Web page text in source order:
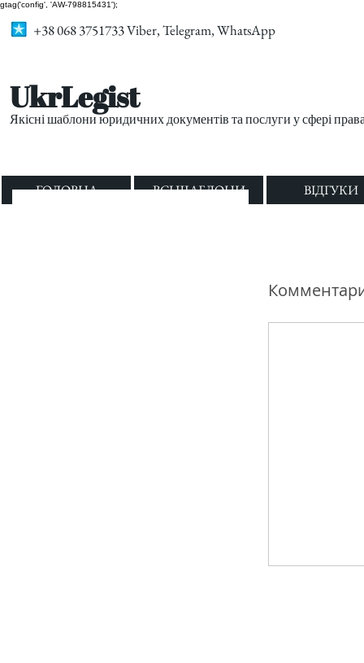
gtag('config', 'AW-798815431');
+38 068 3751733 Viber, Telegram, WhatsApp
UkrLegist
Якісні шаблони юридичних документів та послуги у сфері
ГОЛОВНА ВСІ ШАБЛОНИ ВІДГУКИ